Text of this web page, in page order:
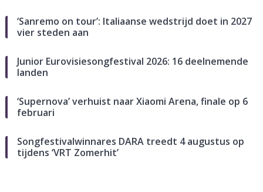
‘Sanremo on tour’: Italiaanse wedstrijd doet in 2027
vier steden aan
Junior Eurovisiesongfestival 2026: 16 deelnemende
landen
‘Supernova’ verhuist naar Xiaomi Arena, finale op 6
februari
Songfestivalwinnares DARA treedt 4 augustus op
tijdens ‘VRT Zomerhit’